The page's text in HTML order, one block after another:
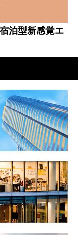
泊型新感覚エ